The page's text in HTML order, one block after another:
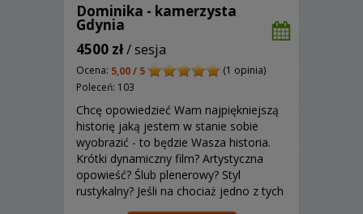
Dominika - kamerzysta
Gdynia
4500 zł/ sesja
Ocena: 5,00 / 5
(1 opinia)
Poleceń: 103
Chcę opowiedzieć Wam najpiękniejszą
historię jaką jestem w stanie sobie
wyobrazić - to będzie Wasza historia.
Krótki dynamiczny film? Artystyczna
opowieść? Ślub plenerowy? Styl
rustykalny? Jeśli na chociaż jedno z tych